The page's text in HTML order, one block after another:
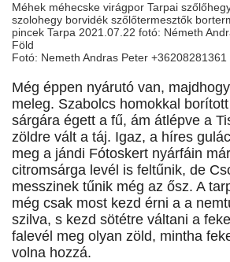
Méhek méhecske virágpor Tarpai
szolohegy borvidék szőlőtermesztők
pincek Tarpa 2021.07.22 fotó: Németh
Föld
Fotó: Nemeth Andras Peter +36208281361
Még éppen nyárutó van,
meleg. Szabolcs homokkal
sárgára égett a fű, ám átlépve a
zöldre vált a táj. Igaz, a híres
meg a jándi Fótoskert nyárfáin
citromsárga levél is feltűnik, de
messzinek tűnik még az ősz. A
még csak most kezd érni a a
szilva, s kezd sötétre váltani a
falevél meg olyan zöld, mintha
volna hozzá.